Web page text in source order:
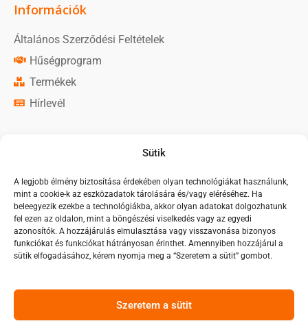
Sütik
A legjobb élmény biztosítása érdekében olyan technológiákat használunk,
mint a cookie-k az eszközadatok tárolására és/vagy eléréséhez. Ha
beleegyezik ezekbe a technológiákba, akkor olyan adatokat dolgozhatunk
fel ezen az oldalon, mint a böngészési viselkedés vagy az egyedi
azonosítók. A hozzájárulás elmulasztása vagy visszavonása bizonyos
funkciókat és funkciókat hátrányosan érinthet. Amennyiben hozzájárul a
sütik elfogadásához, kérem nyomja meg a “Szeretem a sütit” gombot.
Szeretem a sütit
Információk
Általános Szerződési Feltételek
Hűségprogram
Termékek
Hírlevél
Monorim Magyarország oldal
Monorim Magyarország csoport